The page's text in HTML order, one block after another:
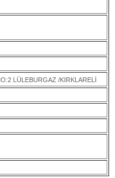
LÜLEBURGAZ /KIRKLARELİ